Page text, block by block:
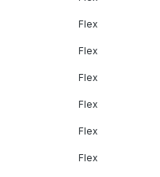
Flex
Flex
Flex
Flex
Flex
Flex